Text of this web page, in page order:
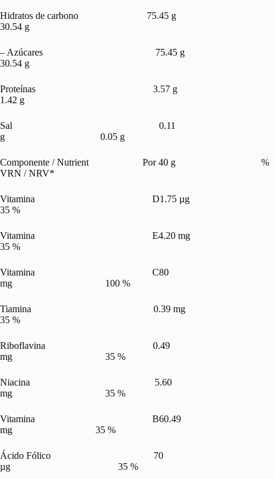
Hidratos de carbono 75.45 g
30.54 g
– Azúcares 75.45 g
30.54 g
Proteínas 3.57 g
1.42 g
Sal 0.11
g 0.05 g
Componente / Nutrient Por 40 g %
VRN / NRV*
Vitamina D1.75 µg
35 %
Vitamina E4.20 mg
35 %
Vitamina C80
mg 100 %
Tiamina 0.39 mg
35 %
Riboflavina 0.49
mg 35 %
Niacina 5.60
mg 35 %
Vitamina B60.49
mg 35 %
Ácido Fólico 70
µg 35 %